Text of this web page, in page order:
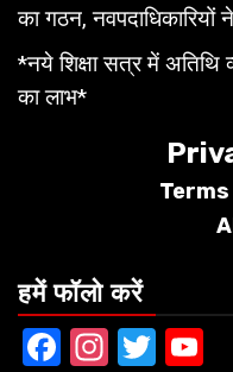
का गठन, नवपदाधिकारियों
*नये शिक्षा सत्र में अतिथि
का लाभ*
Terms
हमें फॉलो करें
Facebook